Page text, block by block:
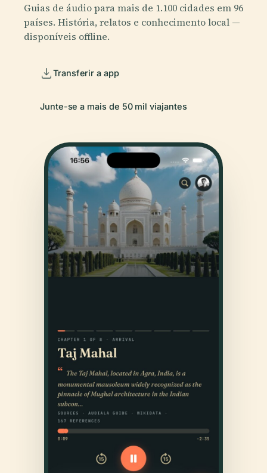
Guias de áudio para mais de 1.100 cidades em 96
países. História, relatos e conhecimento local —
disponíveis offline.
Transferir a app
Junte-se a mais de 50 mil viajantes